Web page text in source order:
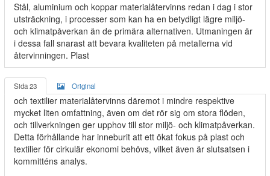
Stål, aluminium och koppar materialåtervinns redan i dag i stor
utsträckning, i processer som kan ha en betydligt lägre miljö-
och klimatpåverkan än de primära alternativen. Utmaningen är
i dessa fall snarast att bevara kvaliteten på metallerna vid
återvinningen. Plast
Sida 23 Original
och textilier materialåtervinns däremot i mindre respektive
mycket liten omfattning, även om det rör sig om stora flöden,
och tillverkningen ger upphov till stor miljö- och klimatpåverkan.
Detta förhållande har inneburit att ett ökat fokus på plast och
textilier för cirkulär ekonomi behövs, vilket även är slutsatsen i
kommitténs analys.